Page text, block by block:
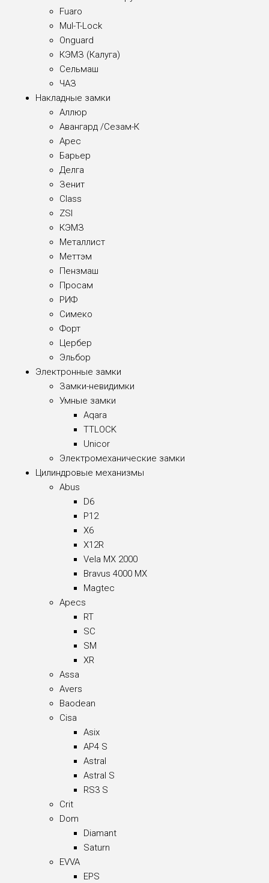
Fuaro
Mul-T-Lock
Onguard
КЭМЗ (Калуга)
Сельмаш
ЧАЗ
Накладные замки
Аллюр
Авангард /Сезам-К
Арес
Барьер
Делга
Зенит
Class
ZSI
КЭМЗ
Металлист
Меттэм
Пензмаш
Просам
РИФ
Симеко
Форт
Цербер
Эльбор
Электронные замки
Замки-невидимки
Умные замки
Aqara
TTLOCK
Unicor
Электромеханические замки
Цилиндровые механизмы
Abus
D6
P12
X6
X12R
Vela MX 2000
Bravus 4000 MX
Magtec
Apecs
RT
SC
SM
XR
Assa
Avers
Baodean
Cisa
Asix
AP4 S
Astral
Astral S
RS3 S
Crit
Dom
Diamant
Saturn
EVVA
EPS